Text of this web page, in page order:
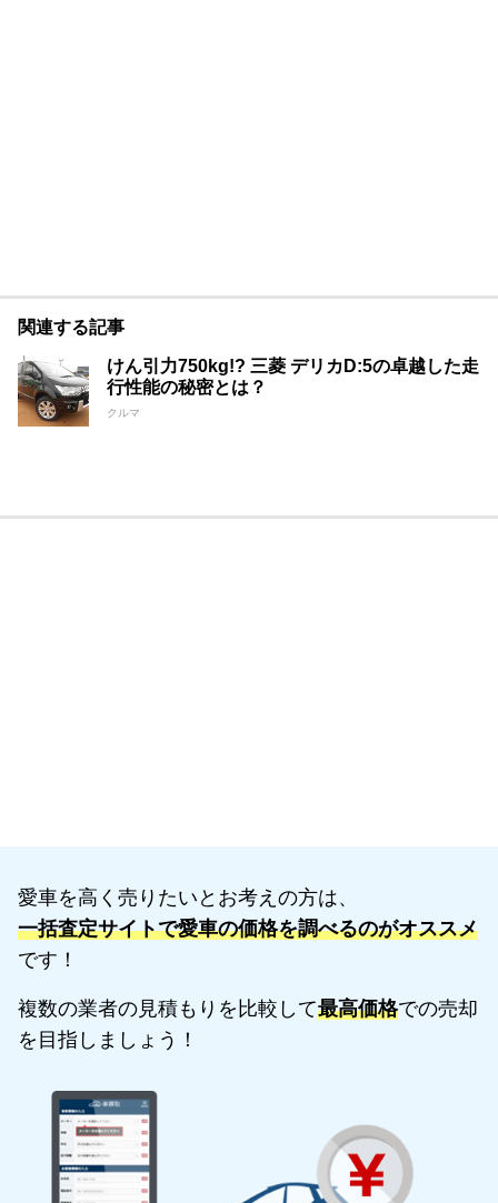
関連する記事
けん引力750kg!? 三菱 デリカD:5の卓越した走
行性能の秘密とは？
クルマ
愛車を高く売りたいとお考えの方は、
一括査定サイトで愛車の価格を調べるのがオススメ
です！
複数の業者の見積もりを比較して最高価格での売却
を目指しましょう！